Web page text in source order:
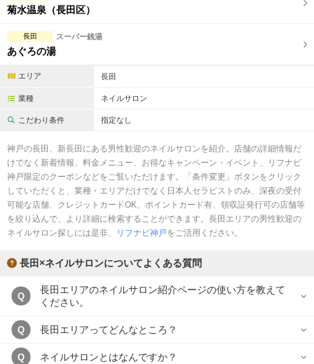
完全個室
ペアルームあり
日本人スタッフのみ
スタッフ指名可 Ｗセラピスト
駅から徒歩5分以内
こだわり条件を変更
菊水温泉（長田区）
長田 スーパー銭湯
あぐろの湯
エリア 長田
業種 ネイルサロン
こだわり条件 指定なし
神戸の長田、新長田にある男性歓迎のネイルサロンを紹介。店舗の詳細情報だ
けでなく新着情報、料金メニュー、お得なキャンペーン・イベント、リフナビ
神戸限定のクーポンなどをご覧いただけます。「条件変更」ボタンをクリック
していただくと、業種・エリアだけでなく日本人セラピストのみ、深夜の受付
可能な店舗、クレジットカードOK、ポイントカード有、領収証発行可の店舗等
を絞り込んで、より詳細に検索することができます。長田エリアの男性歓迎の
ネイルサロン探しには是非、
リフナビ神戸をご活用ください。
長田×ネイルサロンについてよくある質問
Q
長田エリアのネイルサロン紹介ページの使い方を教えて
ください。
Q 長田エリアってどんなところ？
Q ネイルサロンとはなんですか？